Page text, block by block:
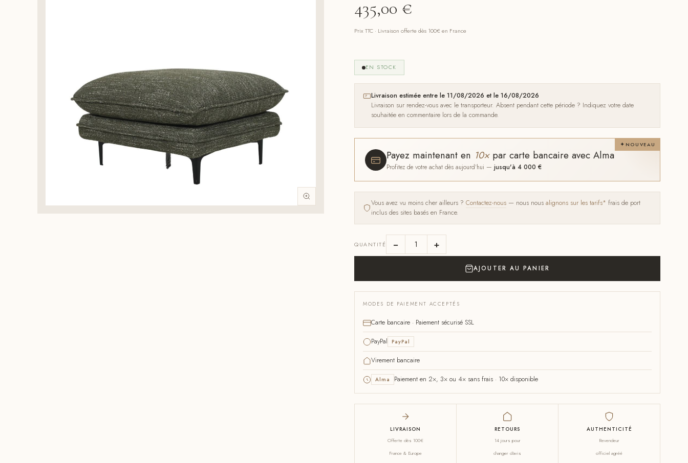
435,00 €
Prix TTC · Livraison offerte dès 100€ en France
EN STOCK
Livraison estimée entre le 11/08/2026 et le 16/08/2026
Livraison sur rendez-vous avec le transporteur. Absent pendant cette période ? Indiquez votre date
souhaitée en commentaire lors de la commande.
NOUVEAU
Payez maintenant en 10×par carte bancaire avec Alma
Profitez de votre achat dès aujourd'hui — jusqu'à 4 000 €
Vous avez vu moins cher ailleurs ? Contactez-nous — nous nous alignons sur les tarifs* frais de port
inclus des sites basés en France.
QUANTITÉ − +
AJOUTER AU PANIER
MODES DE PAIEMENT ACCEPTÉS
Carte bancaire · Paiement sécurisé SSL
PayPal PayPal
Virement bancaire
Alma Paiement en 2×, 3× ou 4× sans frais · 10× disponible
LIVRAISON
Offerte dès 100€
France & Europe
RETOURS
14 jours pour
changer d'avis
AUTHENTICITÉ
Revendeur
officiel agréé